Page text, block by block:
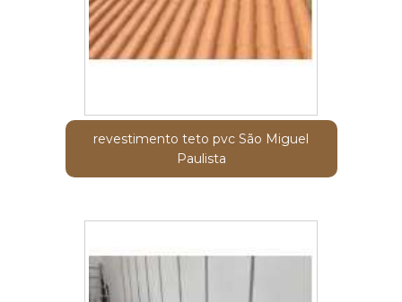
revestimento teto pvc São Miguel
Paulista